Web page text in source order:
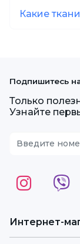
Какие
Интернет-
Подпишитесь
Только
Узнайте